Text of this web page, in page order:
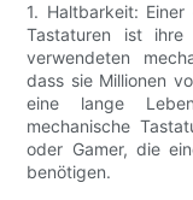
1. Haltbarkeit:
Tastaturen ist ihre
verwendeten
dass sie Millionen
eine lange
mechanische
oder Gamer, die
benötigen.